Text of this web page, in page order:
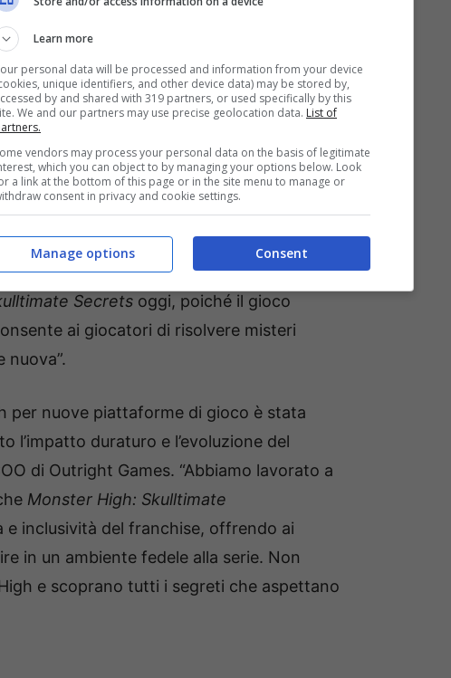
ad abbracciare la loro unicità, creatività,
Erika Winterholler, responsabile dello
“Siamo entusiasti che tutti possano
Secrets oggi, poiché il gioco
ai giocatori di risolvere misteri
nuova”.
per nuove piattaforme di gioco è stata
l’impatto duraturo e l’evoluzione del
di Outright Games. “Abbiamo lavorato a
Monster High: Skulltimate
inclusività del franchise, offrendo ai
in un ambiente fedele alla serie. Non
e scoprano tutti i segreti che aspettano
Learn more
personal data will be processed and information from your device
unique identifiers, and other device data) may be stored by,
by and shared with 319 partners, or used specifically by this
We and our partners may use precise geolocation data. List of
vendors may process your personal data on the basis of legitimate
which you can object to by managing your options below. Look
a link at the bottom of this page or in the site menu to manage or
consent in privacy and cookie settings.
Consent
Manage options